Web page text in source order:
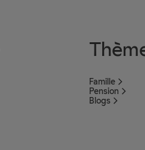
Famille
Pension
Blogs